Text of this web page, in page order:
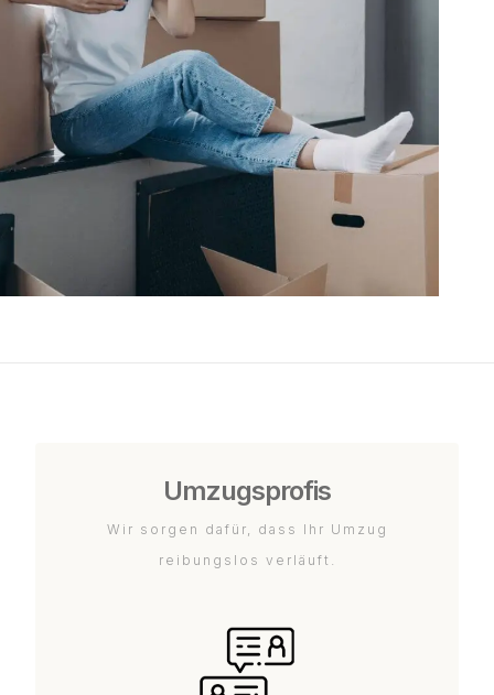
Umzugsprofis
Wir sorgen dafür, dass Ihr Umzug
reibungslos verläuft.